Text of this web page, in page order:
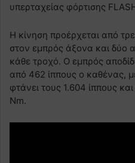
υπερταχείας φόρτισης
Η κίνηση προέρχεται από
στον εμπρός άξονα και δύο
κάθε τροχό. Ο εμπρός
από 462 ίππους ο καθένας,
φτάνει τους 1.604 ίππους
Nm.